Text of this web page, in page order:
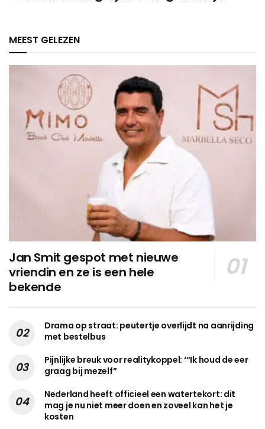
MEEST GELEZEN
Jan Smit gespot met nieuwe
vriendin en ze is een hele
bekende
Drama op straat: peutertje overlijdt na aanrijding
met bestelbus
Pijnlijke breuk voor realitykoppel: ‘“Ik houd de eer
graag bij mezelf”
Nederland heeft officieel een watertekort: dit
mag je nu niet meer doen en zoveel kan het je
kosten